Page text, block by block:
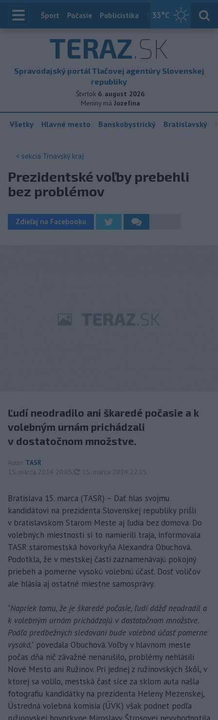
33°C
Index
Šport Počasie Publicistika Slovensko
TERAZ.SK
Spravodajský portál Tlačovej agentúry Slovenskej
republiky
Štvrtok 6. august 2026
Meniny má Jozefína
Všetky Hlavné mesto Banskobystrický Bratislavský
< sekcia Trnavský kraj
Prezidentské voľby prebehli
bez problémov
Zdieľaj na Facebooku
Ľudí neodradilo ani škaredé počasie a k
volebným urnám prichádzali
v dostatočnom množstve.
Autor TASR
15. marca 2014 20:05
aktualizované
15. marca 2014 22:15
Bratislava 15. marca (TASR) – Dať hlas svojmu
kandidátovi na prezidenta Slovenskej republiky prišli
v bratislavskom Starom Meste aj ľudia bez domova. Do
volebných miestností si to namierili traja, informovala
TASR staromestská hovorkyňa Alexandra Obuchová.
Podotkla, že v mestskej časti zaznamenávajú pokojný
priebeh a pomerne vysokú volebnú účasť. Dosť voličov
ale hlásia aj ostatné miestne samosprávy.
"Napriek tomu, že je škaredé počasie, ľudí dážď neodradil a
k volebným urnám prichádzajú v dostatočnom množstve.
Podľa predbežných sledovaní bude volebná účasť pomerne
vysoká," povedala Obuchová. Voľby v hlavnom meste
počas dňa nič závažné nenarušilo, problémy nehlásili
Nové Mesto ani Ružinov. Pri jednej z ružinovských škôl, v
ktorej sa volilo, mestská časť síce za sklom auta našla
fotografiu kandidátky na prezidenta Heleny Mezenskej,
Ústredná volebná komisia (ÚVK) však podnet podľa